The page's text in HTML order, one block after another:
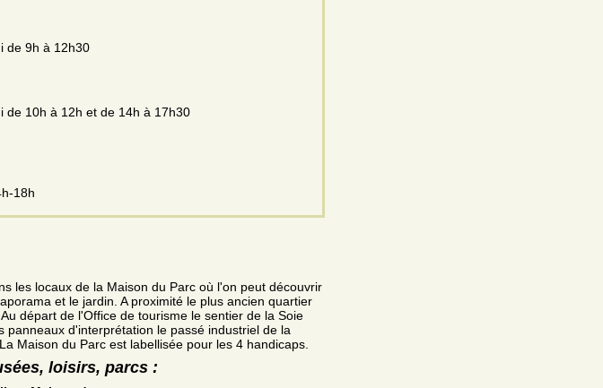
de 9h à 12h30
de 10h à 12h et de 14h à 17h30
18h
les locaux de la Maison du Parc où l'on peut découvrir
et le jardin. A proximité le plus ancien quartier
départ de l'Office de tourisme le sentier de la Soie
panneaux d'interprétation le passé industriel de la
Maison du Parc est labellisée pour les 4 handicaps.
loisirs, parcs :